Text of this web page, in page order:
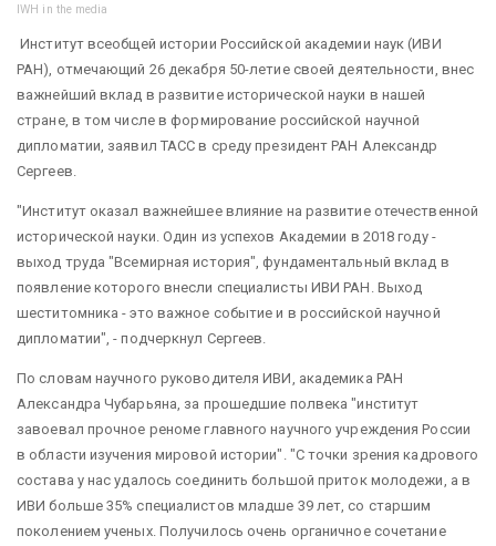
IWH in the media
Институт всеобщей истории Российской академии наук (ИВИ
РАН), отмечающий 26 декабря 50-летие своей деятельности, внес
важнейший вклад в развитие исторической науки в нашей
стране, в том числе в формирование российской научной
дипломатии, заявил ТАСС в среду президент РАН Александр
Сергеев.
"Институт оказал важнейшее влияние на развитие отечественной
исторической науки. Один из успехов Академии в 2018 году -
выход труда "Всемирная история", фундаментальный вклад в
появление которого внесли специалисты ИВИ РАН. Выход
шеститомника - это важное событие и в российской научной
дипломатии", - подчеркнул Сергеев.
По словам научного руководителя ИВИ, академика РАН
Александра Чубарьяна, за прошедшие полвека "институт
завоевал прочное реноме главного научного учреждения России
в области изучения мировой истории". "С точки зрения кадрового
состава у нас удалось соединить большой приток молодежи, а в
ИВИ больше 35% специалистов младше 39 лет, со старшим
поколением ученых. Получилось очень органичное сочетание